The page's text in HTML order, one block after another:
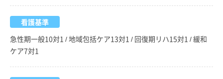
看護基準
急性期一般10対1 / 地域包括ケア13対1 / 回復期リハ15対1 / 緩和
ケア7対1